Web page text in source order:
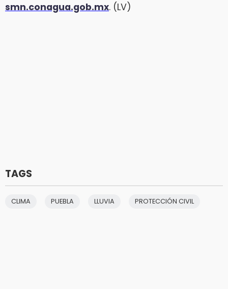
smn.conagua.gob.mx. (LV)
TAGS
CLIMA PUEBLA LLUVIA PROTECCIÓN CIVIL